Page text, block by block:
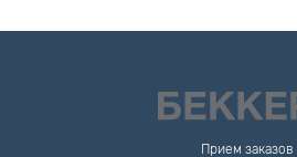
Прием заказов